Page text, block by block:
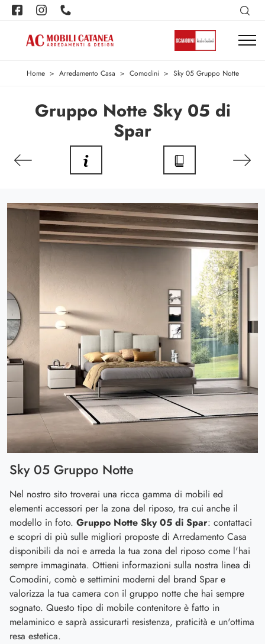
Home > Arredamento Casa > Comodini > Sky 05 Gruppo Notte
Gruppo Notte Sky 05 di
Spar
Sky 05 Gruppo Notte
Nel nostro sito troverai una ricca gamma di mobili ed
elementi accessori per la zona del riposo, tra cui anche il
modello in foto. Gruppo Notte Sky 05 di Spar: contattaci
e scopri di più sulle migliori proposte di Arredamento Casa
disponibili da noi e arreda la tua zona del riposo come l'hai
sempre immaginata. Ottieni informazioni sulla nostra linea di
Comodini, comò e settimini moderni del brand Spar e
valorizza la tua camera con il gruppo notte che hai sempre
sognato. Questo tipo di mobile contenitore è fatto in
melaminico e saprà assicurarti resistenza, praticità e un'ottima
resa estetica.